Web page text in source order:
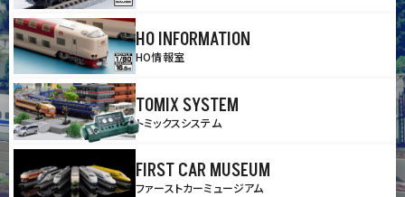
HO INFORMATION
HO情報室
TOMIX SYSTEM
トミックスシステム
FIRST CAR MUSEUM
ファーストカーミュージアム